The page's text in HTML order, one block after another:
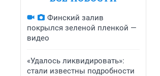
Финский залив
покрылся зеленой пленкой —
видео
«Удалось ликвидировать»:
стали известны подробности